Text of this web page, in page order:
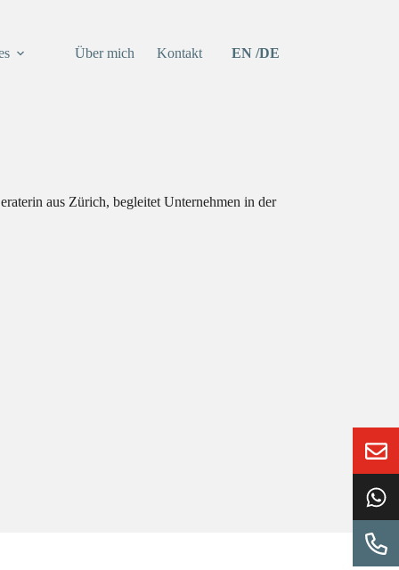
Über mich Kontakt EN DE
aus Zürich, begleitet Unternehmen in der